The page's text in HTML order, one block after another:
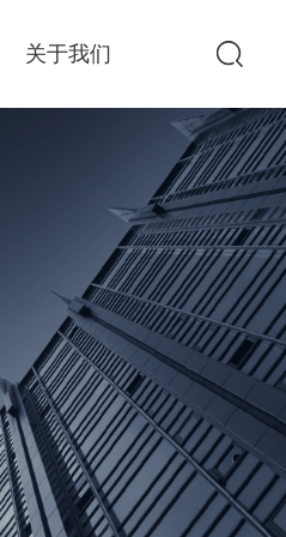
关于我们